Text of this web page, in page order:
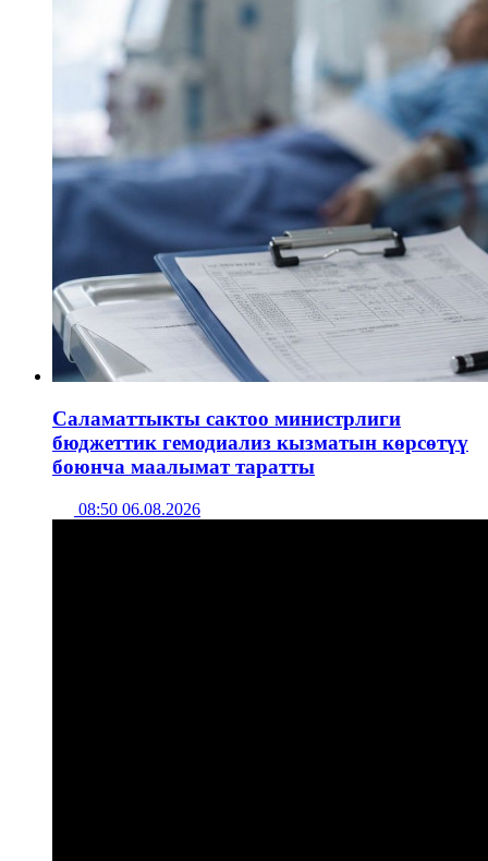
Саламаттыкты сактоо министрлиги
бюджеттик гемодиализ кызматын көрсөтүү
боюнча маалымат таратты
08:50 06.08.2026